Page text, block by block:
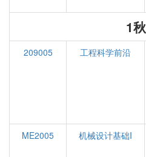
1秋
209005 工程科学前沿
ME2005
机械设计基础I